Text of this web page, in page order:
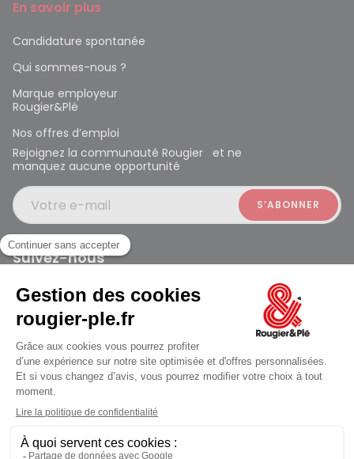
jusqu'au Samedi à 10:00
En savoir plus
Candidature spontanée
Qui sommes-nous ?
Marque employeur
Rougier&Plé
Nos offres d’emploi
Rejoignez la communauté Rougier et ne
manquez aucune opportunité
Votre e-mail
Suivez-nous
Rougier et Plé 2024 Copyright
Mentions légales
Conditions générales des ventes